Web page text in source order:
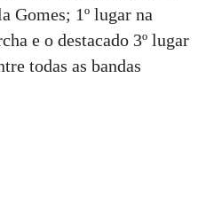
Gomes; 1º lugar na
e o destacado 3º lugar
todas as bandas